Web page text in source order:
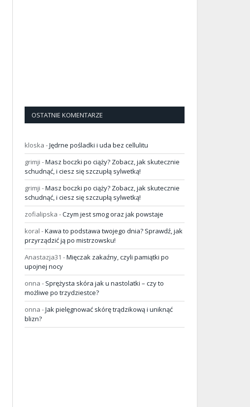
OSTATNIE KOMENTARZE
kloska -Jędrne pośladki i uda bez cellulitu
grimji -Masz boczki po ciąży? Zobacz, jak skutecznie
schudnąć, i ciesz się szczupłą sylwetką!
grimji -Masz boczki po ciąży? Zobacz, jak skutecznie
schudnąć, i ciesz się szczupłą sylwetką!
zofialipska -Czym jest smog oraz jak powstaje
koral -Kawa to podstawa twojego dnia? Sprawdź, jak
przyrządzić ją po mistrzowsku!
Anastazja31 -Mięczak zakaźny, czyli pamiątki po
upojnej nocy
onna - Sprężysta skóra jak u nastolatki – czy to
możliwe po trzydziestce?
onna -Jak pielęgnować skórę trądzikową i uniknąć
blizn?